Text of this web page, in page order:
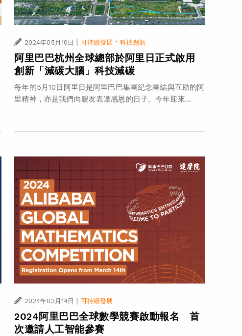
2024年05月10日 | 可持續發展 · 科技創新
阿里巴巴杭州全球總部於阿里日正式啟用
創新「減碳大腦」科技減碳
每年的5月10日阿里日是阿里巴巴集團紀念團結與互助的阿
里精神，亦是我們向親友表達感恩的日子。今年迎來...
2024年03月14日 | 可持續發展
2024阿里巴巴全球數學競賽啟動報名 首
次邀請人工智能參賽